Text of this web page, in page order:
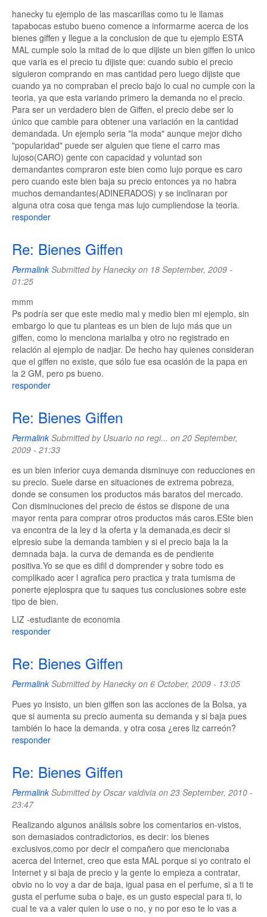
hanecky tu ejemplo de las mascarillas como tu le llamas
tapabocas estubo bueno comence a informarme acerca de los
bienes giffen y llegue a la conclusion de que tu ejemplo ESTA
MAL cumple solo la mitad de lo que dijiste un bien giffen lo unico
que varia es el precio tu dijiste que: cuando subio el precio
siguieron comprando en mas cantidad pero luego dijiste que
cuando ya no compraban el precio bajo lo cual no cumple con la
teoria, ya que esta variando primero la demanda no el precio.
Para ser un verdadero bien de Giffen, el precio debe ser lo
único que cambie para obtener una variación en la cantidad
demandada. Un ejemplo seria "la moda" aunque mejor dicho
"popularidad" puede ser alguien que tiene el carro mas
lujoso(CARO) gente con capacidad y voluntad son
demandantes compraron este bien como lujo porque es caro
pero cuando este bien baja su precio entonces ya no habra
muchos demandantes(ADINERADOS) y se inclinaran por
alguna otra cosa que tenga mas lujo cumpliendose la teoria.
responder
Re: Bienes Giffen
PermalinkSubmitted byHaneckyon 18 September, 2009 -
01:25
mmm
Ps podría ser que este medio mal y medio bien mi ejemplo, sin
embargo lo que tu planteas es un bien de lujo más que un
giffen, como lo menciona marialba y otro no registrado en
relación al ejemplo de nadjar. De hecho hay quienes consideran
que el giffen no existe, que sólo fue esa ocasión de la papa en
la 2 GM, pero ps bueno.
responder
Re: Bienes Giffen
PermalinkSubmitted by Usuario no regi... on 20 September,
2009 - 21:33
es un bien inferior cuya demanda disminuye con reducciones en
su precio. Suele darse en situaciones de extrema pobreza,
donde se consumen los productos más baratos del mercado.
Con disminuciones del precio de éstos se dispone de una
mayor renta para comprar otros productos más caros.ESte bien
va encontra de la ley d la oferta y la demanada,es decir si
elpresio sube la demanda tambien y si el precio baja la la
demnada baja. la curva de demanda es de pendiente
positiva.Yo se que es difil d domprender y sobre todo es
complikado acer l agrafica pero practica y trata tumisma de
ponerte ejeplospra que tu saques tus conclusiones sobre este
tipo de bien.
LIZ -estudiante de economia
responder
Re: Bienes Giffen
PermalinkSubmitted byHaneckyon 6 October, 2009 - 13:05
Pues yo insisto, un bien giffen son las acciones de la Bolsa, ya
que si aumenta su precio aumenta su demanda y si baja pues
también lo hace la demanda. y otra cosa ¿eres liz carreón?
responder
Re: Bienes Giffen
PermalinkSubmitted by Oscar valdivia on 23 September, 2010 -
23:47
Realizando algunos análisis sobre los comentarios en-vistos,
son demasiados contradictorios, es decir: los bienes
exclusivos,como por decir el compañero que mencionaba
acerca del Internet, creo que esta MAL porque si yo contrato el
Internet y si baja de precio y la gente lo empieza a contratar,
obvio no lo voy a dar de baja, igual pasa en el perfume, si a ti te
gusta el perfume suba o baje, es un gusto especial para ti, lo
cual te va a valer quien lo use o no, y no por eso te lo vas a